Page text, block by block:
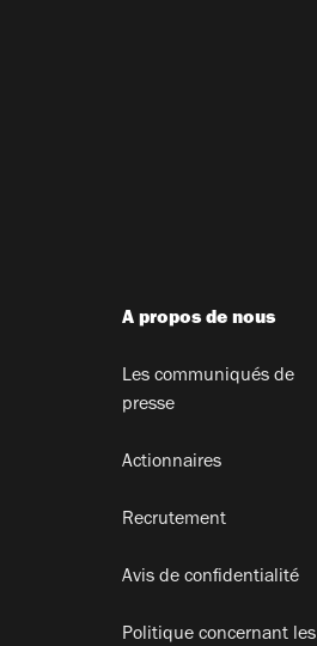
A propos de nous
Les communiqués de
presse
Actionnaires
Recrutement
Avis de confidentialité
Politique concernant les